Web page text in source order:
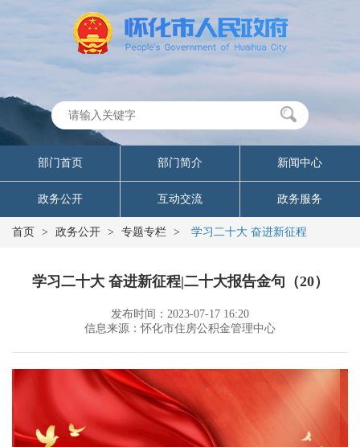
部门首页 部门简介 新闻中心
政务公开 互动交流 政务服务
首页 > 政务公开 > 专题专栏 > 学习二十大 奋进新征程
学习二十大 奋进新征程|二十大报告金句（20）
发布时间：2023-07-17 16:20
信息来源：怀化市住房公积金管理中心